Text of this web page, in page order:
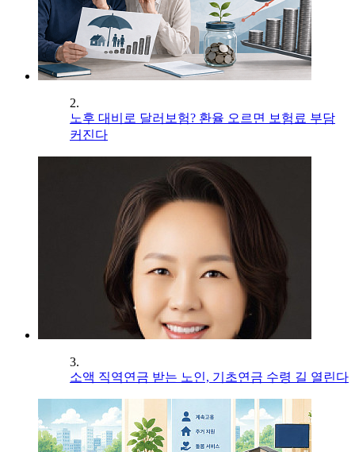
2.
노후 대비로 달러보험? 환율 오르면 보험료 부담
커진다
3.
소액 직역연금 받는 노인, 기초연금 수령 길 열린다